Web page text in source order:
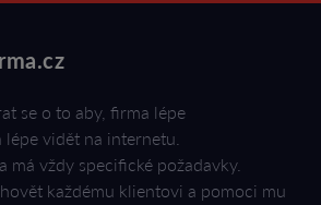
se o to aby, firma lépe
vidět na internetu.
má vždy specifické požadavky.
každému klientovi a pomoci mu